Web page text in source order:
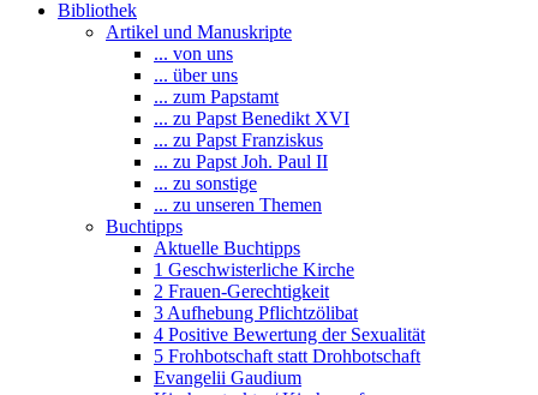
Bibliothek
Artikel und Manuskripte
... von uns
... über uns
... zum Papstamt
... zu Papst Benedikt XVI
... zu Papst Franziskus
... zu Papst Joh. Paul II
... zu sonstige
... zu unseren Themen
Buchtipps
Aktuelle Buchtipps
1 Geschwisterliche Kirche
2 Frauen-Gerechtigkeit
3 Aufhebung Pflichtzölibat
4 Positive Bewertung der Sexualität
5 Frohbotschaft statt Drohbotschaft
Evangelii Gaudium